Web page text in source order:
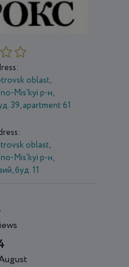
oblast,
Mis'kyi р-н,
39, apartment 61
oblast,
Mis'kyi р-н,
буд. 11